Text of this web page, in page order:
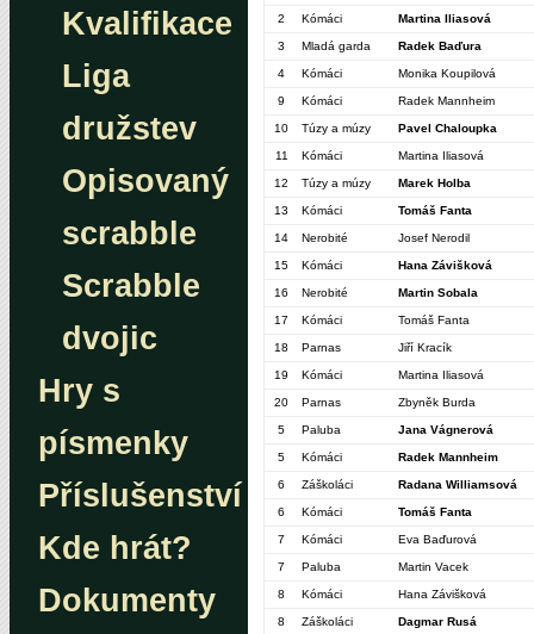
Kvalifikace
Liga
družstev
Opisovaný
scrabble
Scrabble
dvojic
Hry s
písmenky
Příslušenství
Kde hrát?
Dokumenty
2 Kómáci Martina Iliasová
3 Mladá garda Radek Baďura
4 Kómáci Monika Koupilová
9 Kómáci Radek Mannheim
10 Túzy a múzy Pavel Chaloupka
11 Kómáci Martina Iliasová
12 Túzy a múzy Marek Holba
13 Kómáci Tomáš Fanta
14 Nerobité Josef Nerodil
15 Kómáci Hana Závišková
16 Nerobité Martin Sobala
17 Kómáci Tomáš Fanta
18 Parnas Jiří Kracík
19 Kómáci Martina Iliasová
20 Parnas Zbyněk Burda
5 Paluba Jana Vágnerová
5 Kómáci Radek Mannheim
6 Záškoláci Radana Williamsová
6 Kómáci Tomáš Fanta
7 Kómáci Eva Baďurová
7 Paluba Martin Vacek
8 Kómáci Hana Závišková
8 Záškoláci Dagmar Rusá